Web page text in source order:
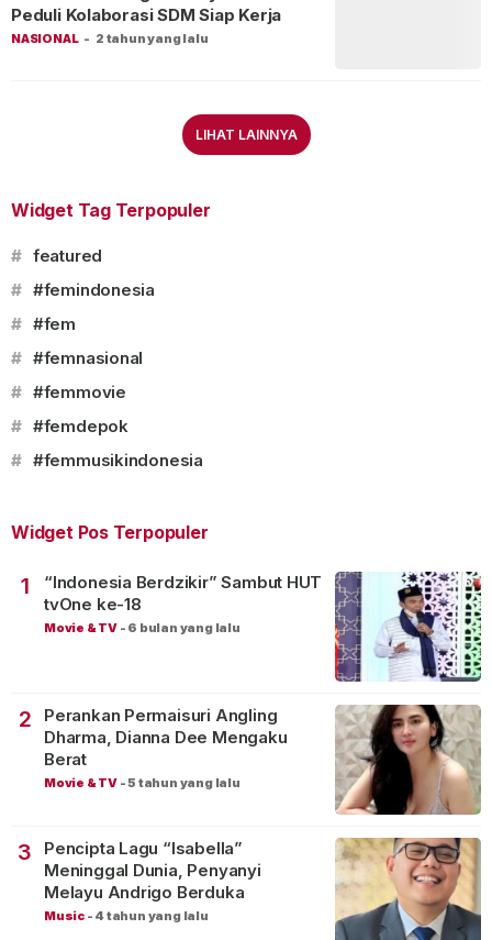
NASIONAL - 2 tahun yang lalu
Peduli Kolaborasi SDM Siap Kerja
LIHAT LAINNYA
Widget Tag Terpopuler
# featured
# #femindonesia
# #fem
# #femnasional
# #femmovie
# #femdepok
# #femmusikindonesia
Widget Pos Terpopuler
1
“Indonesia Berdzikir” Sambut HUT
tvOne ke-18
Movie & TV - 6 bulan yang lalu
2
Perankan Permaisuri Angling
Dharma, Dianna Dee Mengaku
Berat
Movie & TV -5 tahun yang lalu
3
Pencipta Lagu “Isabella”
Meninggal Dunia, Penyanyi
Melayu Andrigo Berduka
Music - 4 tahun yang lalu